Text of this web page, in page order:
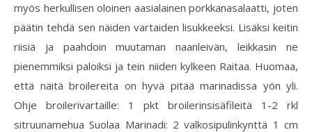
myös herkullisen oloinen aasialainen porkkanasalaatti, joten
päätin tehdä sen näiden vartaiden lisukkeeksi. Lisäksi keitin
riisiä ja paahdoin muutaman naanleivän, leikkasin ne
pienemmiksi paloiksi ja tein niiden kylkeen Raitaa. Huomaa,
että näitä broilereita on hyvä pitää marinadissa yön yli.
Ohje broilerivartaille: 1 pkt broilerinsisäfileitä 1-2 rkl
sitruunamehua Suolaa Marinadi: 2 valkosipulinkynttä 1 cm